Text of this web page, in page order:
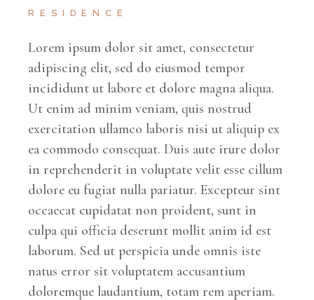
RESIDENCE
Lorem ipsum dolor sit amet, consectetur
adipiscing elit, sed do eiusmod tempor
incididunt ut labore et dolore magna aliqua.
Ut enim ad minim veniam, quis nostrud
exercitation ullamco laboris nisi ut aliquip ex
ea commodo consequat. Duis aute irure dolor
in reprehenderit in voluptate velit esse cillum
dolore eu fugiat nulla pariatur. Excepteur sint
occaecat cupidatat non proident, sunt in
culpa qui officia deserunt mollit anim id est
laborum. Sed ut perspicia unde omnis iste
natus error sit voluptatem accusantium
doloremque laudantium, totam rem aperiam.